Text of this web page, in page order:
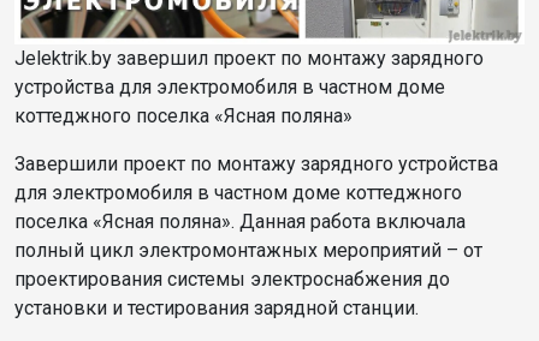
Jelektrik.by завершил проект по монтажу зарядного
устройства для электромобиля в частном доме
коттеджного поселка «Ясная поляна»
Завершили проект по монтажу зарядного устройства
для электромобиля в частном доме коттеджного
поселка «Ясная поляна». Данная работа включала
полный цикл электромонтажных мероприятий – от
проектирования системы электроснабжения до
установки и тестирования зарядной станции.